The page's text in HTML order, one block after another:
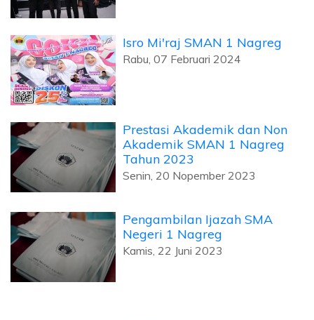
Isro Mi'raj SMAN 1 Nagreg
Rabu, 07 Februari 2024
Prestasi Akademik dan Non
Akademik SMAN 1 Nagreg
Tahun 2023
Senin, 20 Nopember 2023
Pengambilan Ijazah SMA
Negeri 1 Nagreg
Kamis, 22 Juni 2023